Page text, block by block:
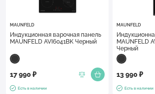
MAUNFELD
Индукционная варочная панель
MAUNFELD AVI6041BK Черный
17 990 ₽
Есть в наличии
MAUNFELD
MAUNFELD
Черный
13 990 ₽
Есть в наличии